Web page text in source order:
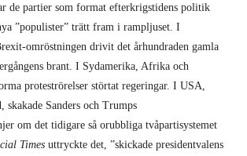
de partier som format efterkrigstidens politik
”populister” trätt fram i rampljuset. I
omröstningen drivit det århundraden gamla
brant. I Sydamerika, Afrika och
proteströrelser störtat regeringar. I USA,
skakade Sanders och Trumps
om det tidigare så orubbliga tvåpartisystemet
Times uttryckte det, ”skickade presidentvalens